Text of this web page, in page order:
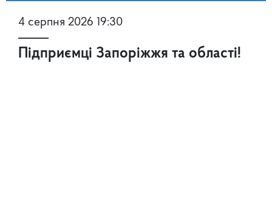
4 серпня 2026 19:30
Підприємці Запоріжжя та області!